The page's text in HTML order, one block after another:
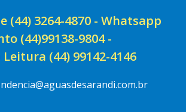
(44) 3264-4870 - Whatsapp
(44)99138-9804 -
(44) 99142-4146